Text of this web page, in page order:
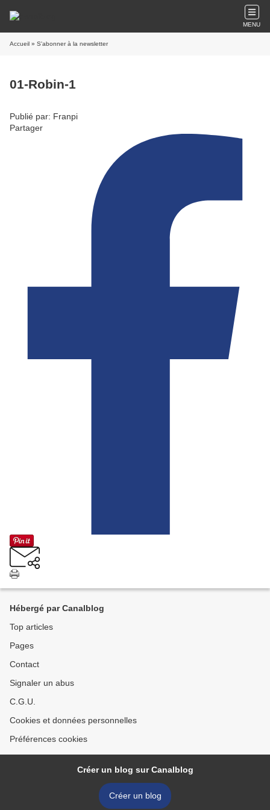
MENU
Accueil » S'abonner à la newsletter
01-Robin-1
Publié par: Franpi
Partager
Hébergé par Canalblog
Top articles
Pages
Contact
Signaler un abus
C.G.U.
Cookies et données personnelles
Préférences cookies
Créer un blog sur Canalblog
Créer un blog